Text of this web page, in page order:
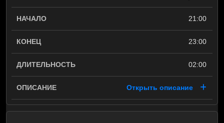
21:00
23:00
02:00
Открыть описание